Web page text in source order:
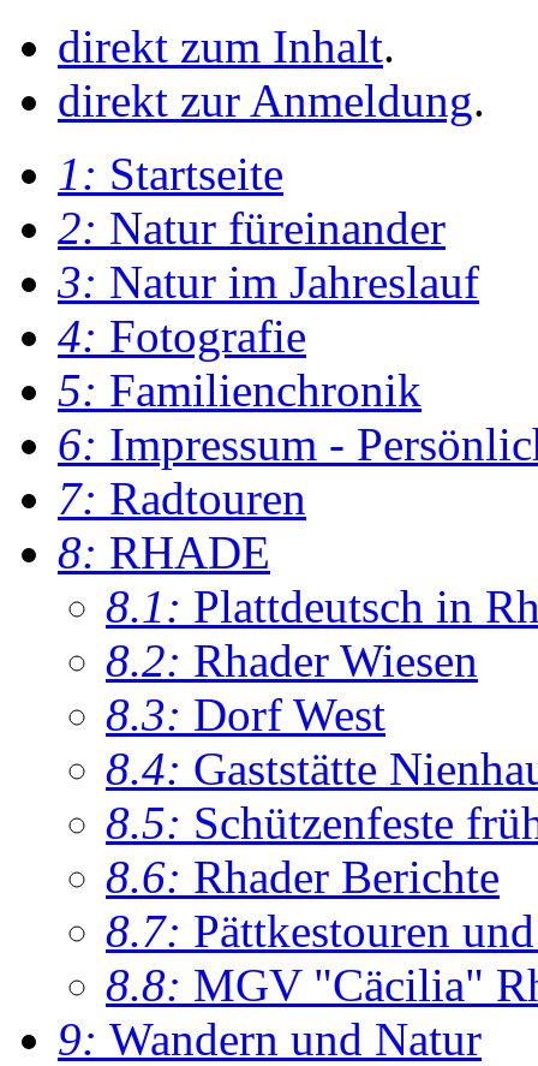
direkt zum Inhalt.
direkt zur Anmeldung.
1: Startseite
2: Natur füreinander
3: Natur im Jahreslauf
4: Fotografie
5: Familienchronik
6: Impressum -
7: Radtouren
8: RHADE
8.1: Plattdeutsch in
8.2: Rhader Wiesen
8.3: Dorf West
8.4: Gaststätte
8.5: Schützenfeste
8.6: Rhader Berichte
8.7: Pättkestouren
8.8: MGV "Cäcilia"
9: Wandern und Natur